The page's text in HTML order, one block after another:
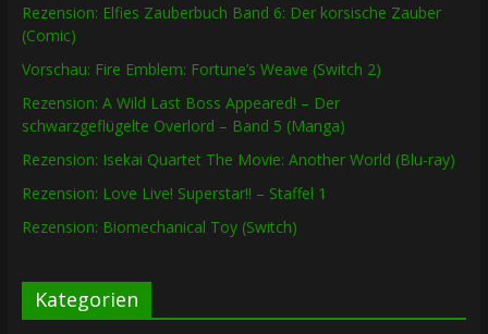
Rezension: Elfies Zauberbuch Band 6: Der korsische Zauber
(Comic)
Vorschau: Fire Emblem: Fortune’s Weave (Switch 2)
Rezension: A Wild Last Boss Appeared! – Der
schwarzgeflügelte Overlord – Band 5 (Manga)
Rezension: Isekai Quartet The Movie: Another World (Blu-ray)
Rezension: Love Live! Superstar!! – Staffel 1
Rezension: Biomechanical Toy (Switch)
Kategorien